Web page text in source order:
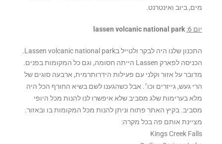
מים, ביוב ואינטרנט.
יום 6: lassen volcanic national park
התכנון שלנו היה לבקר ולטייל בLassen volcanic national park.
הכניסה לפארק Lassen הייתה חסומה, וגם כל המקומות בפנים.
מדובר על אזור וקלני עם פעילות הידרותרמית, ארבעה סוגים של
הרי געש, גייזרים וכו׳. אבל כשהגענו לשם בשיא החורף הכל היה
מלא בערימות שלג מסביב שלא איפשרו לנו להנות מכל היופי
מסביב. בקיץ האתר פתוח וניתן להנות מכל המקומות בו ובאזור.
מציינת אותם פה בכל מקרה:
Kings Creek Falls